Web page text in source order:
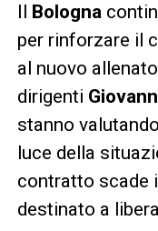
Bologna
per rinforzare il
al nuovo
dirigenti
stanno
luce della
contratto scade il
destinato a